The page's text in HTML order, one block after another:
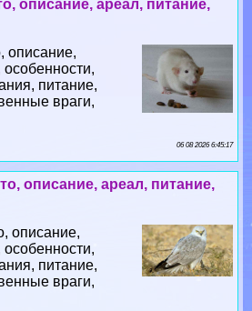
описание, ареал, питание,
описание,
питание,
враги,
06 08 2026 6:45:17
описание, ареал, питание,
описание,
питание,
враги,